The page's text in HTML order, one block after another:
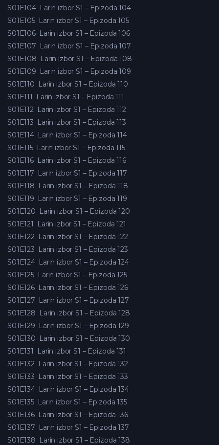
S01E104 Larin izbor S1 – Epizoda 104
S01E105 Larin izbor S1 – Epizoda 105
S01E106 Larin izbor S1 – Epizoda 106
S01E107 Larin izbor S1 – Epizoda 107
S01E108 Larin izbor S1 – Epizoda 108
S01E109 Larin izbor S1 – Epizoda 109
S01E110 Larin izbor S1 – Epizoda 110
S01E111
Larin izbor S1 – Epizoda 111
S01E112 Larin izbor S1 – Epizoda 112
S01E113 Larin izbor S1 – Epizoda 113
S01E114 Larin izbor S1 – Epizoda 114
S01E115 Larin izbor S1 – Epizoda 115
S01E116 Larin izbor S1 – Epizoda 116
S01E117 Larin izbor S1 – Epizoda 117
S01E118 Larin izbor S1 – Epizoda 118
S01E119 Larin izbor S1 – Epizoda 119
S01E120 Larin izbor S1 – Epizoda 120
S01E121
Larin izbor S1 – Epizoda 121
S01E122 Larin izbor S1 – Epizoda 122
S01E123 Larin izbor S1 – Epizoda 123
S01E124 Larin izbor S1 – Epizoda 124
S01E125 Larin izbor S1 – Epizoda 125
S01E126 Larin izbor S1 – Epizoda 126
S01E127 Larin izbor S1 – Epizoda 127
S01E128 Larin izbor S1 – Epizoda 128
S01E129 Larin izbor S1 – Epizoda 129
S01E130 Larin izbor S1 – Epizoda 130
S01E131
Larin izbor S1 – Epizoda 131
S01E132 Larin izbor S1 – Epizoda 132
S01E133 Larin izbor S1 – Epizoda 133
S01E134 Larin izbor S1 – Epizoda 134
S01E135 Larin izbor S1 – Epizoda 135
S01E136 Larin izbor S1 – Epizoda 136
S01E137 Larin izbor S1 – Epizoda 137
S01E138 Larin izbor S1 – Epizoda 138